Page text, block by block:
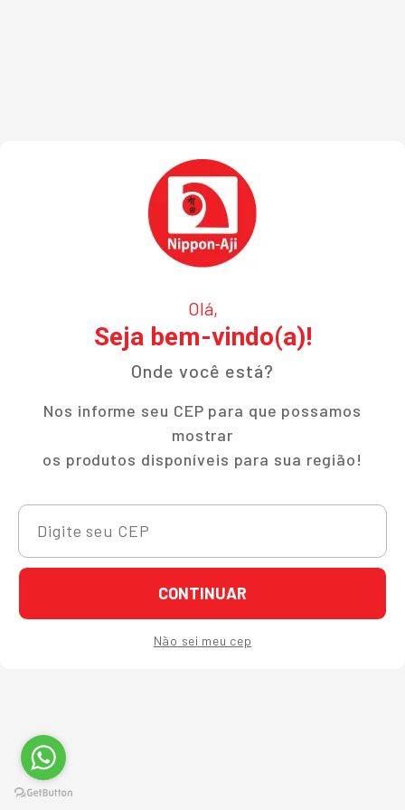
Olá,
Seja bem-vindo(a)!
Onde você está?
Nos informe seu CEP para que possamos
mostrar
os produtos disponíveis para sua região!
CONTINUAR
Não sei meu cep